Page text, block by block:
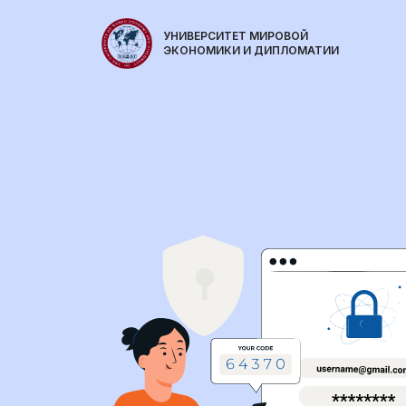
УНИВЕРСИТЕТ МИРОВОЙ
ЭКОНОМИКИ И ДИПЛОМАТИИ